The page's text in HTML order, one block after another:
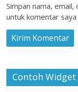
Simpan nama,
untuk komentar
Contoh Widget